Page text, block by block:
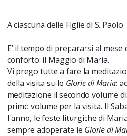
A ciascuna delle Figlie di S. Paolo
E’ il tempo di prepararsi al mese
conforto: il Maggio di Maria.
Vi prego tutte a fare la
della visita su le Glorie di Maria:
meditazione il secondo volume
primo volume per la visita. Il
l'anno, le feste liturgiche di Maria
sempre adoperate le Glorie di